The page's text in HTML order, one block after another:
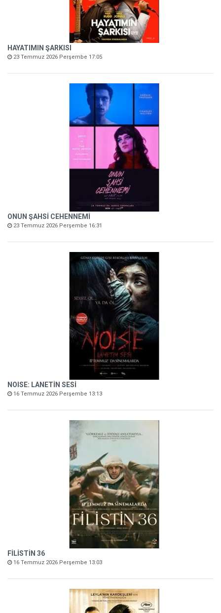
HAYATIMIN ŞARKISI
23 Temmuz 2026 Perşembe 17:05
ONUN ŞAHSİ CEHENNEMİ
23 Temmuz 2026 Perşembe 16:31
NOISE: LANETİN SESİ
16 Temmuz 2026 Perşembe 13:13
FİLİSTİN 36
16 Temmuz 2026 Perşembe 13:03